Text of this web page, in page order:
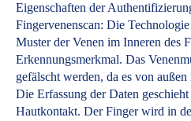
Eigenschaften der
Fingervenenscan: Die
Muster der Venen im Inneren des
Erkennungsmerkmal. Das
gefälscht werden, da es von
Die Erfassung der Daten
Hautkontakt. Der Finger wird in